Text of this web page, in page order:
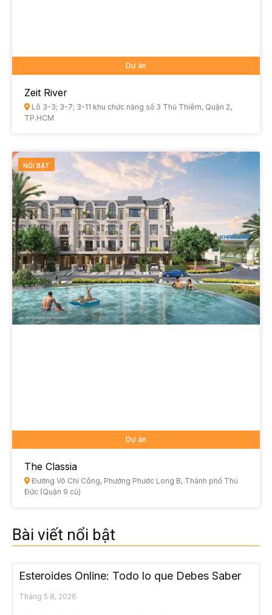
Dự án
Zeit River
Lô 3-3; 3-7; 3-11 khu chức năng số 3 Thủ Thiêm, Quận 2,
TP.HCM
NỔI BẬT
Dự án
The Classia
Đường Võ Chí Công, Phường Phước Long B, Thành phố Thủ
Đức (Quận 9 cũ)
Bài viết nổi bật
Esteroides Online: Todo lo que Debes Saber
Tháng 5 8, 2026